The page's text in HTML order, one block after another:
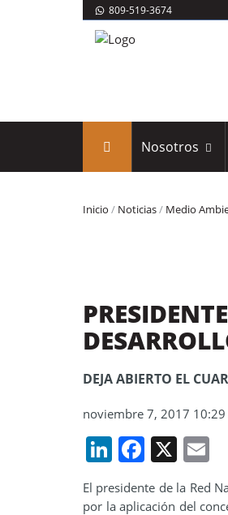
809-519-3674
Nosotros
Inicio / Noticias/ Medio
DEJA ABIERTO EL
noviembre 7, 2017 10:29
LinkedIn
X
El presidente de la Red
por la aplicación del